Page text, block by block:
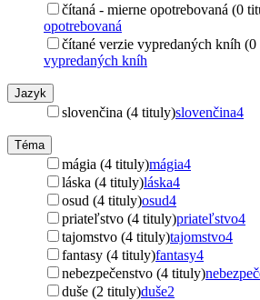
čítaná - mierne opotrebovaná (0
opotrebovaná
čítané verzie vypredaných kníh
vypredaných kníh
Jazyk
slovenčina (4 tituly)slovenčina4
Téma
mágia (4 tituly)mágia4
láska (4 tituly)láska4
osud (4 tituly)osud4
priateľstvo (4 tituly)priateľstvo4
tajomstvo (4 tituly)tajomstvo4
fantasy (4 tituly)fantasy4
nebezpečenstvo (4 tituly)
duše (2 tituly)duše2